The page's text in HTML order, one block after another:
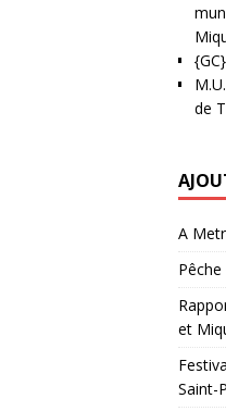
{GC}
de
A
et
Saint-